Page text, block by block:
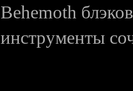
Behemoth
инструменты